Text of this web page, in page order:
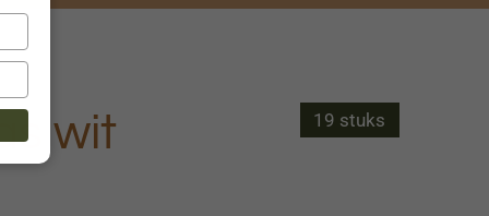
wit 19 stuks